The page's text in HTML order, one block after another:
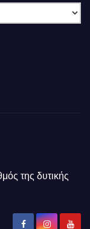
της δυτικής